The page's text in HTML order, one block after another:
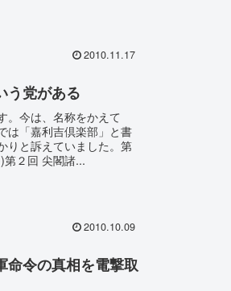
2010.11.17
う党がある
。今は、名称をかえて
は「嘉利吉倶楽部」と書
りと訴えていました。第
２回 尖閣諸...
2010.10.09
命令の真相を電撃取